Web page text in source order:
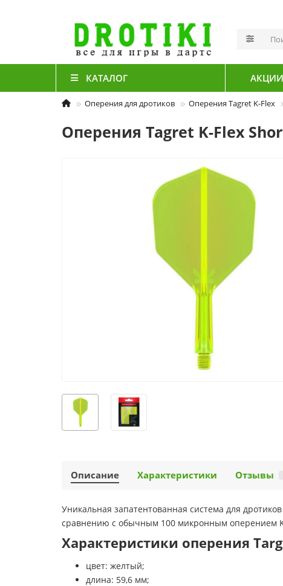
КАТАЛОГ АКЦИИ
Оперения для дротиков Оперения Tagret K-Flex
Оперения Tagret K-Flex
Описание Характеристики Отзывы
Уникальная запатентованная система для
сравнению с обычным 100 микронным оперением K
Характеристики оперения
цвет: желтый;
длина: 59,6 мм;